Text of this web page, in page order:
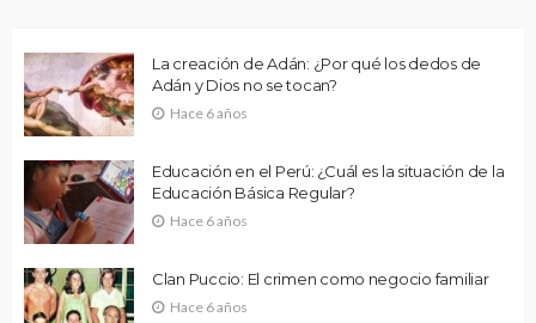
La creación de Adán: ¿Por qué los dedos de
Adán y Dios no se tocan?
Hace 6 años
Educación en el Perú: ¿Cuál es la situación de la
Educación Básica Regular?
Hace 6 años
Clan Puccio: El crimen como negocio familiar
Hace 6 años